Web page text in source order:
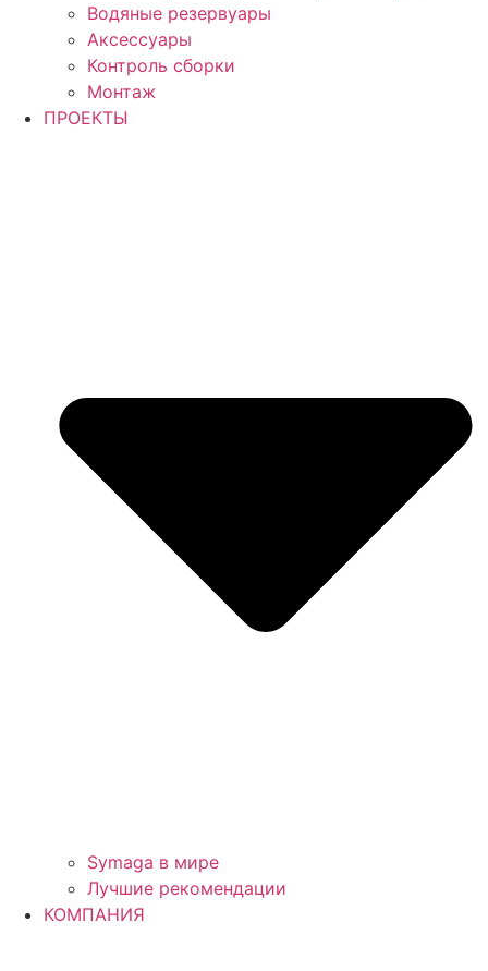
Водяные резервуары
Аксессуары
Контроль сборки
Монтаж
ПРОЕКТЫ
Symaga в мире
Лучшие рекомендации
КОМПАНИЯ